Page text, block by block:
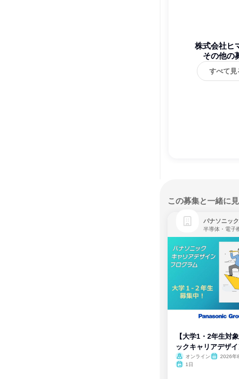
株式会社ヒ
その他の
すべて見
この募集と一緒に
パナソニッ
半導体・電子
【大学1・2年生対
ックキャリアデザ
ム
オンライン
2026年
1日